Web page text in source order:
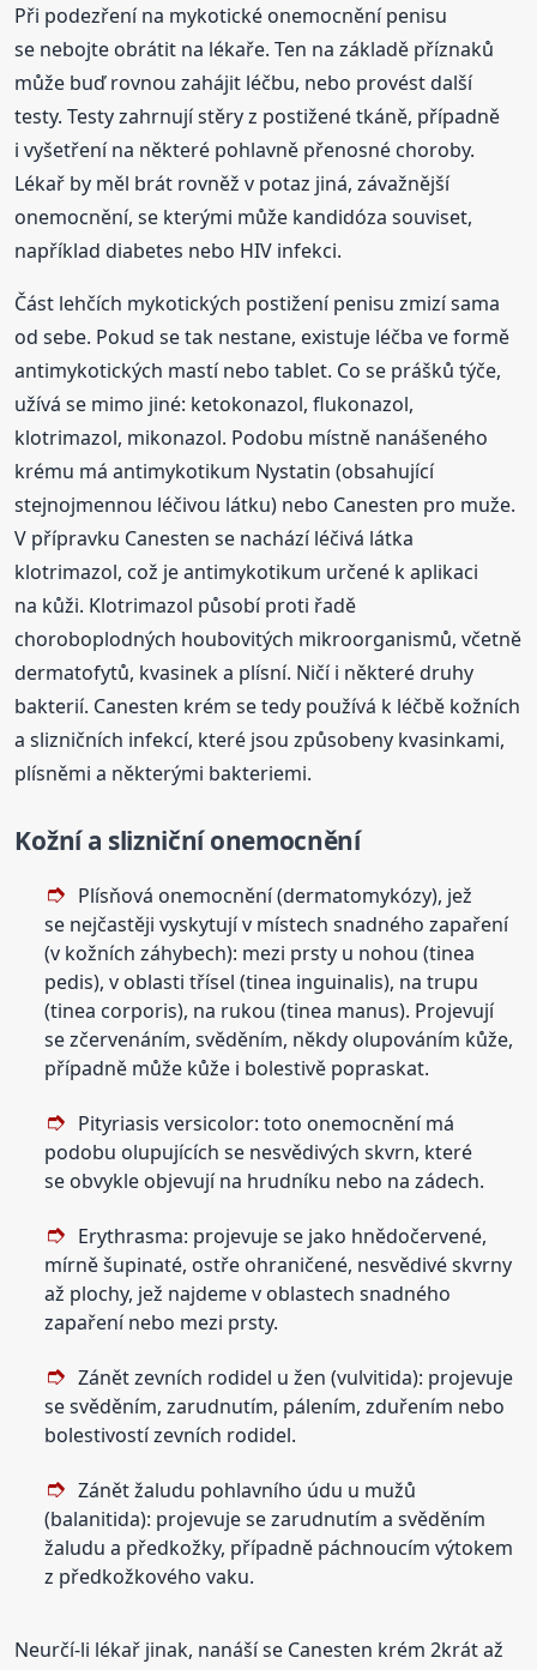
Při podezření na mykotické onemocnění penisu
se nebojte obrátit na lékaře. Ten na základě příznaků
může buď rovnou zahájit léčbu, nebo provést další
testy. Testy zahrnují stěry z postižené tkáně, případně
i vyšetření na některé pohlavně přenosné choroby.
Lékař by měl brát rovněž v potaz jiná, závažnější
onemocnění, se kterými může kandidóza souviset,
například diabetes nebo HIV infekci.
Část lehčích mykotických postižení penisu zmizí sama
od sebe. Pokud se tak nestane, existuje léčba ve formě
antimykotických mastí nebo tablet. Co se prášků týče,
užívá se mimo jiné: ketokonazol, flukonazol,
klotrimazol, mikonazol. Podobu místně nanášeného
krému má antimykotikum Nystatin (obsahující
stejnojmennou léčivou látku) nebo Canesten pro muže.
V přípravku Canesten se nachází léčivá látka
klotrimazol, což je antimykotikum určené k aplikaci
na kůži. Klotrimazol působí proti řadě
choroboplodných houbovitých mikroorganismů, včetně
dermatofytů, kvasinek a plísní. Ničí i některé druhy
bakterií. Canesten krém se tedy používá k léčbě kožních
a slizničních infekcí, které jsou způsobeny kvasinkami,
plísněmi a některými bakteriemi.
Kožní a slizniční onemocnění
Plísňová onemocnění (dermatomykózy), jež
se nejčastěji vyskytují v místech snadného zapaření
(v kožních záhybech): mezi prsty u nohou (tinea
pedis), v oblasti třísel (tinea inguinalis), na trupu
(tinea corporis), na rukou (tinea manus). Projevují
se zčervenáním, svěděním, někdy olupováním kůže,
případně může kůže i bolestivě popraskat.
Pityriasis versicolor: toto onemocnění má
podobu olupujících se nesvědivých skvrn, které
se obvykle objevují na hrudníku nebo na zádech.
Erythrasma: projevuje se jako hnědočervené,
mírně šupinaté, ostře ohraničené, nesvědivé skvrny
až plochy, jež najdeme v oblastech snadného
zapaření nebo mezi prsty.
Zánět zevních rodidel u žen (vulvitida): projevuje
se svěděním, zarudnutím, pálením, zduřením nebo
bolestivostí zevních rodidel.
Zánět žaludu pohlavního údu u mužů
(balanitida): projevuje se zarudnutím a svěděním
žaludu a předkožky, případně páchnoucím výtokem
z předkožkového vaku.
Neurčí-li lékař jinak, nanáší se Canesten krém 2krát až